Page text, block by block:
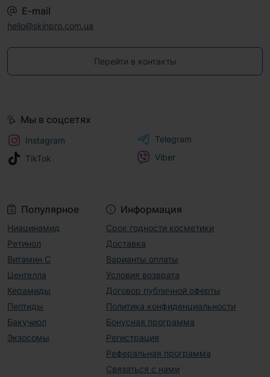
E-mail
hello@skinpro.com.ua
Перейти в контакты
Популярное
Ниацинамид
Ретинол
Витамин С
Центелла
Керамиды
Пептиды
Бакучиол
Экзосомы
Информация
Срок годности косметики
Доставка
Варианты оплаты
Условия возврата
Договор публичной оферты
Политика конфиденциальности
Бонусная программа
Регистрация
Реферальная программа
Связаться с нами
Мы в соцсетях
Instagram
TikTok
Telegram
Viber